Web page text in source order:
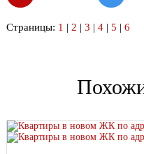
Страницы: 1 | 2 | 3 | 4| 5 | 6